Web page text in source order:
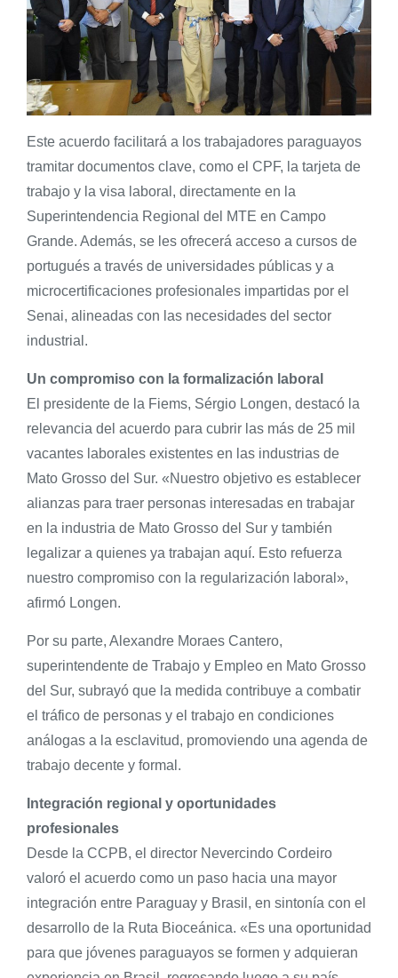
Este acuerdo facilitará a los trabajadores paraguayos
tramitar documentos clave, como el CPF, la tarjeta de
trabajo y la visa laboral, directamente en la
Superintendencia Regional del MTE en Campo
Grande. Además, se les ofrecerá acceso a cursos de
portugués a través de universidades públicas y a
microcertificaciones profesionales impartidas por el
Senai, alineadas con las necesidades del sector
industrial.
Un compromiso con la formalización laboral
El presidente de la Fiems, Sérgio Longen, destacó la
relevancia del acuerdo para cubrir las más de 25 mil
vacantes laborales existentes en las industrias de
Mato Grosso del Sur. «Nuestro objetivo es establecer
alianzas para traer personas interesadas en trabajar
en la industria de Mato Grosso del Sur y también
legalizar a quienes ya trabajan aquí. Esto refuerza
nuestro compromiso con la regularización laboral»,
afirmó Longen.
Por su parte, Alexandre Moraes Cantero,
superintendente de Trabajo y Empleo en Mato Grosso
del Sur, subrayó que la medida contribuye a combatir
el tráfico de personas y el trabajo en condiciones
análogas a la esclavitud, promoviendo una agenda de
trabajo decente y formal.
Integración regional y oportunidades
profesionales
Desde la CCPB, el director Nevercindo Cordeiro
valoró el acuerdo como un paso hacia una mayor
integración entre Paraguay y Brasil, en sintonía con el
desarrollo de la Ruta Bioceánica. «Es una oportunidad
para que jóvenes paraguayos se formen y adquieran